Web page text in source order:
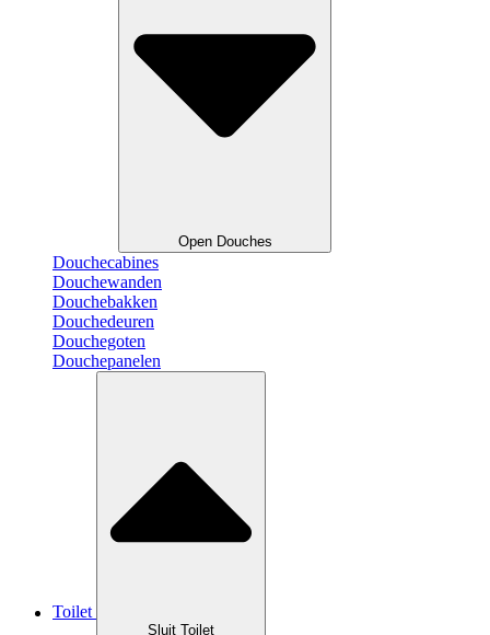
Open Douches
Douchecabines
Douchewanden
Douchebakken
Douchedeuren
Douchegoten
Douchepanelen
Toilet
Sluit Toilet